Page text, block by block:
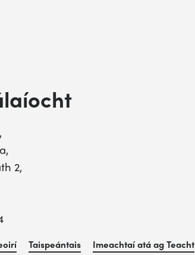
2,
Taispeántais
Imeachtaí atá ag Teacht